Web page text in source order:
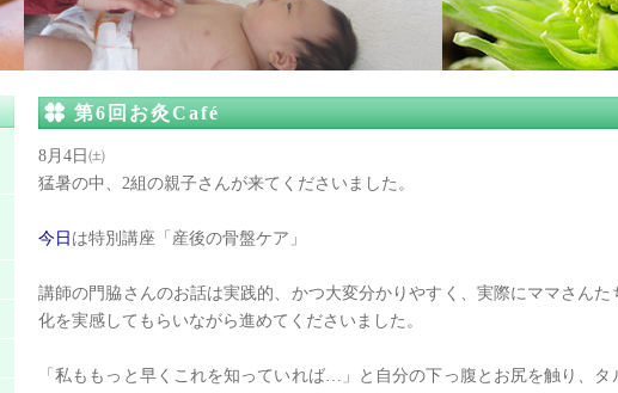
第6回お灸Café
8月4日㈯
猛暑の中、2組の親子さんが来てくださいました。
今日 は特別講座「産後の骨盤ケア」
講師の門脇さんのお話は実践的、かつ大変分かりやすく、実際にママさんた
化を実感してもらいながら進めてくださいました。
「私ももっと早くこれを知っていれば…」と自分の下っ腹とお尻を触り、タ